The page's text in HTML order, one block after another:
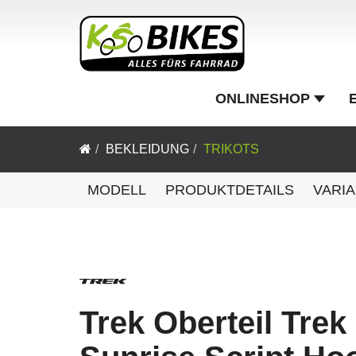
ONLINESHOP
BEKLEIDUNG TRIKOTS
MODELL PRODUKTDETAILS
Trek Oberteil Trek